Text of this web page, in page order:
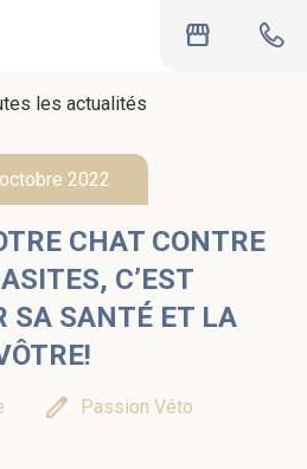
storefront
les actualités
2022
CHAT CONTRE
C’EST
SA SANTÉ ET LA
edit Passion Véto